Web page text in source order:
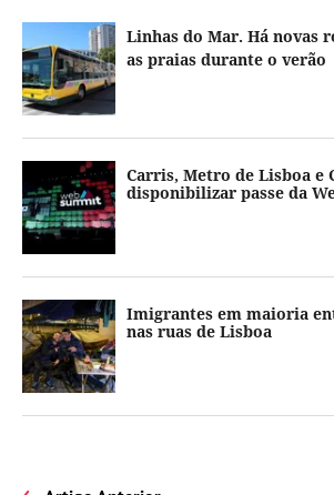
Linhas do Mar. Há novas
as praias durante o verão
Carris, Metro de Lisboa e
disponibilizar passe da
Imigrantes em maioria
nas ruas de Lisboa